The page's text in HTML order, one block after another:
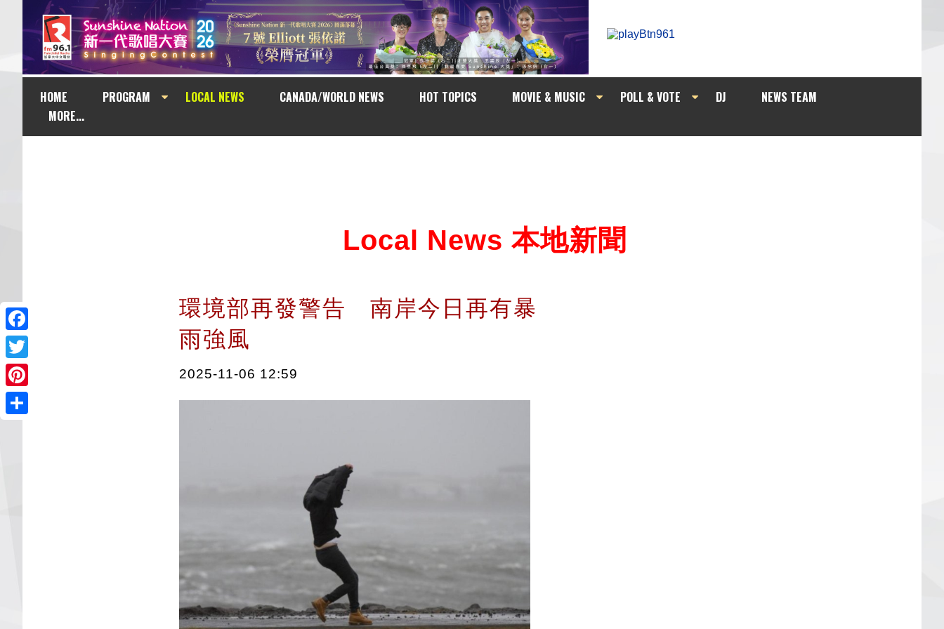
HOME PROGRAM LOCAL NEWS CANADA/WORLD NEWS HOT TOPICS MOVIE & MUSIC POLL & VOTE DJ
NEWS TEAM
MORE...
Facebook
Twitter
Pinterest
Local News 本地新聞
環境部再發警告 南岸今日再有暴
雨強風
2025-11-06 12:59